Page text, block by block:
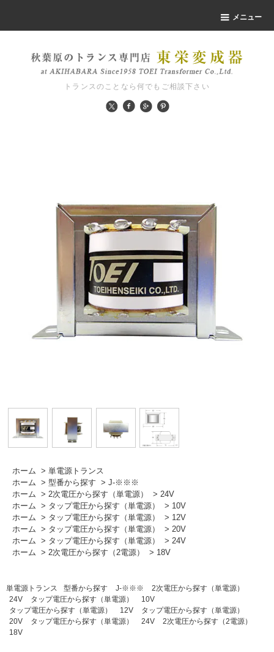
メニュー
トランスのことなら何でもご相談下さい
ホーム > 単電源トランス
ホーム > 型番から探す > J-※※※
ホーム > 2次電圧から探す（単電源） > 24V
ホーム > タップ電圧から探す（単電源） > 10V
ホーム > タップ電圧から探す（単電源） > 12V
ホーム > タップ電圧から探す（単電源） > 20V
ホーム > タップ電圧から探す（単電源） > 24V
ホーム > 2次電圧から探す（2電源） > 18V
単電源トランス 型番から探す J-※※※
2次電圧から探す（単電源）
24V
タップ電圧から探す（単電源）
10V
タップ電圧から探す（単電源）
12V
タップ電圧から探す（単電源）
20V
タップ電圧から探す（単電源） 24V
2次電圧から探す（2電源）
18V